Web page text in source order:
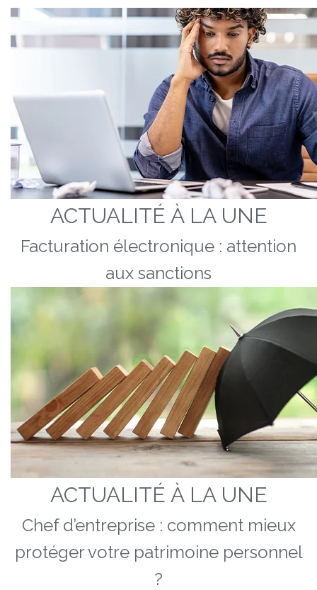
ACTUALITÉ À LA UNE
Facturation électronique : attention
aux sanctions
ACTUALITÉ À LA UNE
Chef d’entreprise : comment mieux
protéger votre patrimoine personnel
?